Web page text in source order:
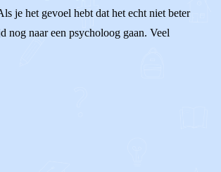
je het gevoel hebt dat het echt niet beter
nog naar een psycholoog gaan. Veel